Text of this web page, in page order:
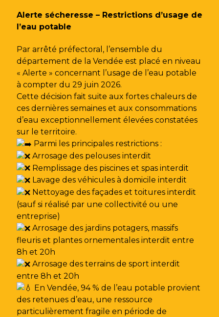
Alerte sécheresse – Restrictions d’usage de
l’eau potable
Par arrêté préfectoral, l’ensemble du
département de la Vendée est placé en niveau
« Alerte » concernant l’usage de l’eau potable
à compter du 29 juin 2026.
Cette décision fait suite aux fortes chaleurs de
ces dernières semaines et aux consommations
d’eau exceptionnellement élevées constatées
sur le territoire.
Parmi les principales restrictions :
Arrosage des pelouses interdit
Remplissage des piscines et spas interdit
Lavage des véhicules à domicile interdit
Nettoyage des façades et toitures interdit
(sauf si réalisé par une collectivité ou une
entreprise)
Arrosage des jardins potagers, massifs
fleuris et plantes ornementales interdit entre
8h et 20h
Arrosage des terrains de sport interdit
entre 8h et 20h
En Vendée, 94 % de l’eau potable provient
des retenues d’eau, une ressource
particulièrement fragile en période de